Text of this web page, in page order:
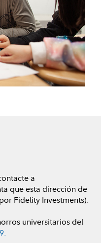
a
que esta dirección de
Fidelity Investments).
universitarios del